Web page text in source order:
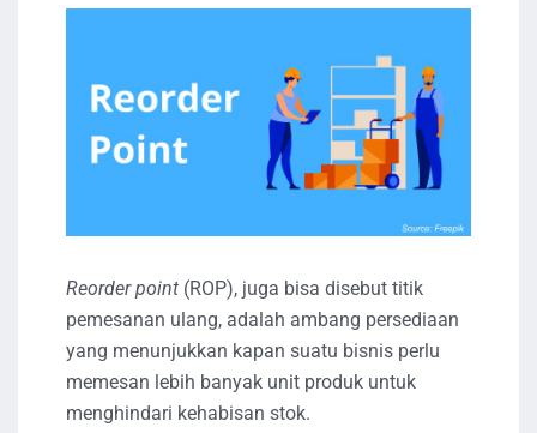
Reorder point (ROP), juga bisa disebut titik
pemesanan ulang, adalah ambang persediaan
yang menunjukkan kapan suatu bisnis perlu
memesan lebih banyak unit produk untuk
menghindari kehabisan stok.